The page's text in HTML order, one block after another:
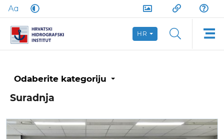
HR
Odaberite kategoriju
Suradnja